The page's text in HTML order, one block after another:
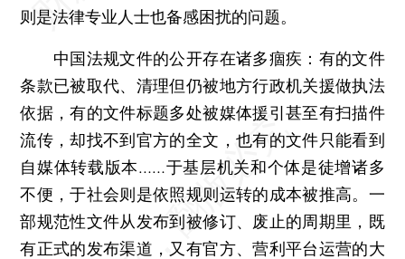
则是法律专业人士也备感困扰的问题。
中国法规文件的公开存在诸多痼疾：有的文件
条款已被取代、清理但仍被地方行政机关援做执法
依据，有的文件标题多处被媒体援引甚至有扫描件
流传，却找不到官方的全文，也有的文件只能看到
自媒体转载版本……于基层机关和个体是徒增诸多
不便，于社会则是依照规则运转的成本被推高。一
部规范性文件从发布到被修订、废止的周期里，既
有正式的发布渠道，又有官方、营利平台运营的大